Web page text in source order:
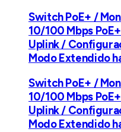
Switch PoE+ /
10/100 Mbps
Uplink /
Modo Extendido
Switch PoE+ /
10/100 Mbps
Uplink /
Modo Extendido